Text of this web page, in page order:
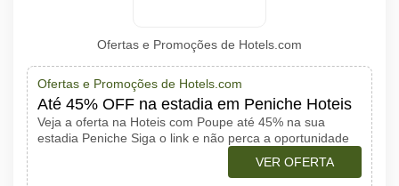
Ofertas e Promoções de Hotels.com
Ofertas e Promoções de Hotels.com
Até 45% OFF na estadia em Peniche Hoteis
Veja a oferta na Hoteis com Poupe até 45% na sua
estadia Peniche Siga o link e não perca a oportunidade
VER OFERTA